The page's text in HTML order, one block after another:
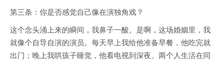
第三条：你是否感觉自己像在演独角戏？
这个念头涌上来的瞬间，我鼻子一酸。是啊，这场婚姻里，我
就像个自导自演的演员。每天早上我给他准备早餐，他吃完就
出门；晚上我哄孩子睡觉，他看电视到深夜。两个人生活在同